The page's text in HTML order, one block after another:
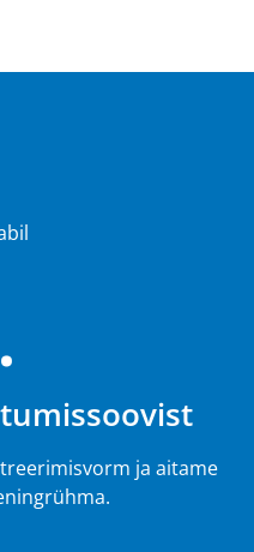
ja aitame